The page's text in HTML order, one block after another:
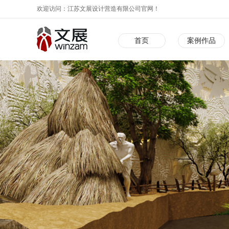
欢迎访问：江苏文展设计营造有限公司官网！
首页 案例作品